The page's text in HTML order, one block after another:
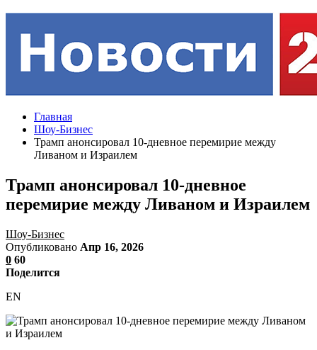
Главная
Шоу-Бизнес
Трамп анонсировал 10-дневное перемирие между
Ливаном и Израилем
Трамп анонсировал 10-дневное
перемирие между Ливаном и Израилем
Шоу-Бизнес
Опубликовано Апр 16, 2026
0 60
Поделится
EN